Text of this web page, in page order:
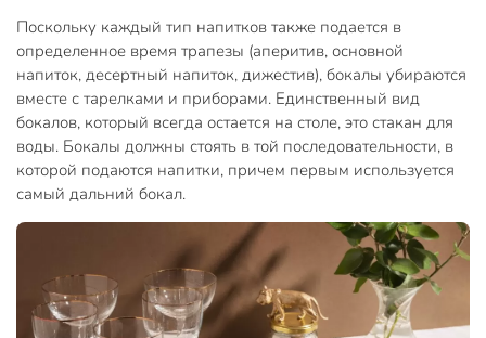
Поскольку каждый тип напитков также подается в
определенное время трапезы (аперитив, основной
напиток, десертный напиток, дижестив), бокалы убираются
вместе с тарелками и приборами. Единственный вид
бокалов, который всегда остается на столе, это стакан для
воды. Бокалы должны стоять в той последовательности, в
которой подаются напитки, причем первым используется
самый дальний бокал.